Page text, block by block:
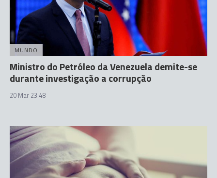
MUNDO
Ministro do Petróleo da Venezuela demite-se
durante investigação a corrupção
20 Mar 23:48